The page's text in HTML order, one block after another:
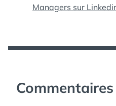
Managers sur